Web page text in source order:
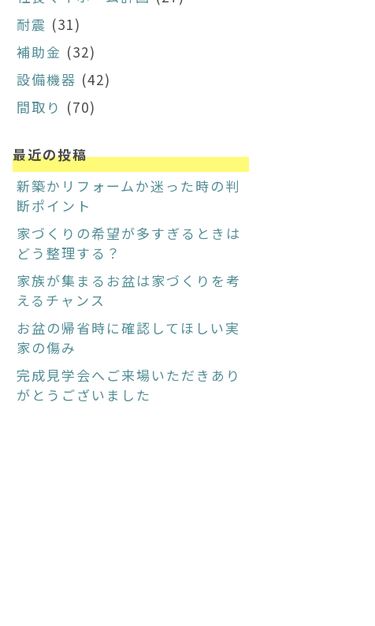
耐震 (31)
補助金 (32)
設備機器 (42)
間取り (70)
最近の投稿
新築かリフォームか迷った時の判
断ポイント
家づくりの希望が多すぎるときは
どう整理する？
家族が集まるお盆は家づくりを考
えるチャンス
お盆の帰省時に確認してほしい実
家の傷み
完成見学会へご来場いただきあり
がとうございました